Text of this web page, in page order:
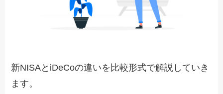
新NISAとiDeCoの違いを比較形式で解説していき
ます。